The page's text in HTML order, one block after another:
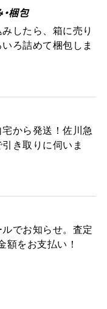
梱包
したら、箱に売り
ろ詰めて梱包しま
から発送！佐川急
き取りに伺いま
でお知らせ。査定
額をお支払い！